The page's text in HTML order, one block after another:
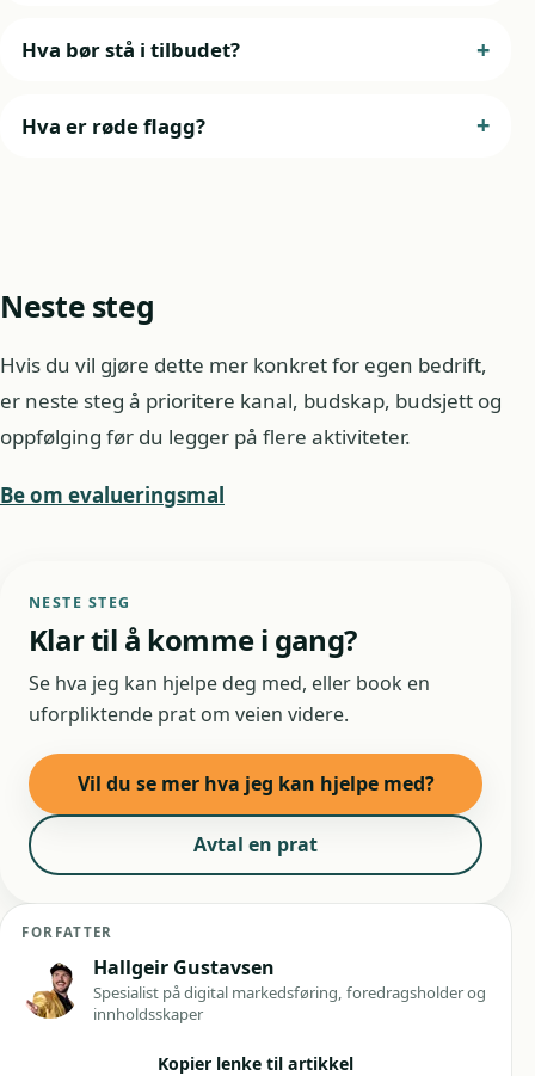
Hva bør stå i tilbudet?
Hva er røde flagg?
Neste steg
Hvis du vil gjøre dette mer konkret for egen bedrift,
er neste steg å prioritere kanal, budskap, budsjett og
oppfølging før du legger på flere aktiviteter.
Be om evalueringsmal
NESTE STEG
Klar til å komme i gang?
Se hva jeg kan hjelpe deg med, eller book en
uforpliktende prat om veien videre.
Vil du se mer hva jeg kan hjelpe med?
Avtal en prat
FORFATTER
Hallgeir Gustavsen
Spesialist på digital markedsføring, foredragsholder og
innholdsskaper
Kopier lenke til artikkel